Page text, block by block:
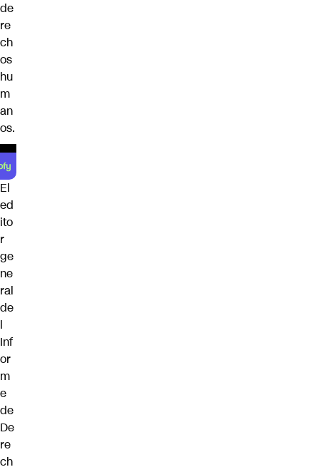
de
re
ch
os
hu
m
an
os.
El
ed
ito
r
ge
ne
ral
de
l
Inf
or
m
e
de
De
re
ch